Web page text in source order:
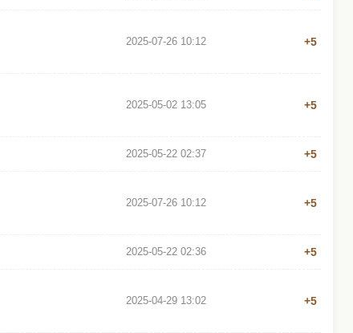
2025-07-26 10:12 +5
2025-05-02 13:05 +5
2025-05-22 02:37 +5
2025-07-26 10:12 +5
2025-05-22 02:36 +5
2025-04-29 13:02 +5